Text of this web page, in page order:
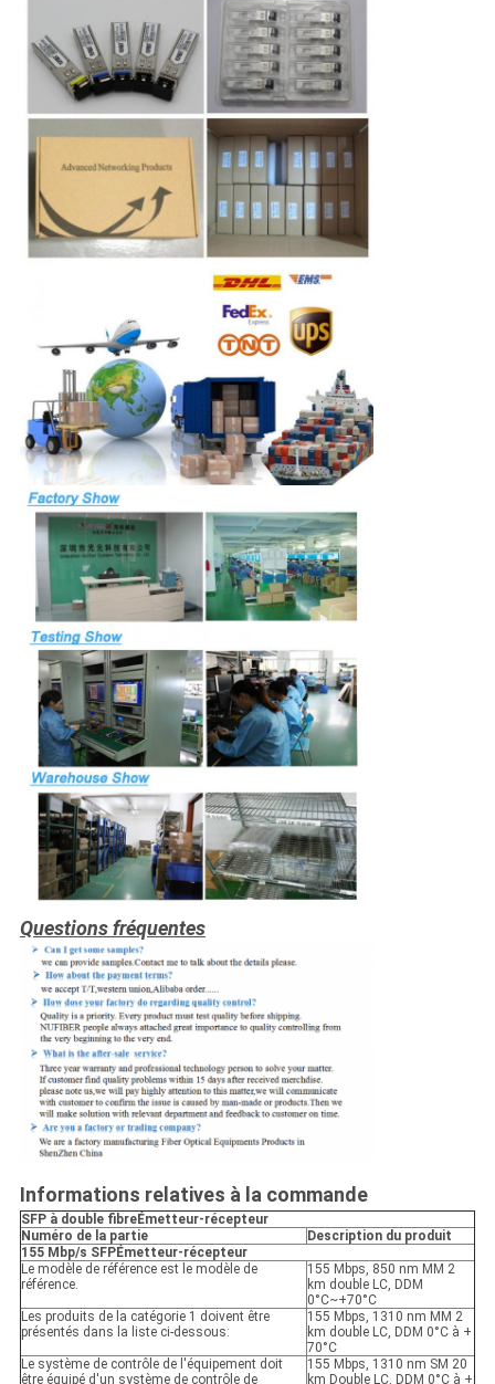
Questions fréquentes
Informations relatives à la commande
SFP à double fibreÉmetteur-récepteur
Numéro de la partie
Description du produit
155 Mbp/s SFPÉmetteur-récepteur
Le modèle de référence est le modèle de
référence.
155 Mbps, 850 nm MM 2
km double LC, DDM
0°C~+70°C
Les produits de la catégorie 1 doivent être
présentés dans la liste ci-dessous:
155 Mbps, 1310 nm MM 2
km double LC, DDM 0°C à +
70°C
Le système de contrôle de l'équipement doit
être équipé d'un système de contrôle de
155 Mbps, 1310 nm SM 20
km Double LC, DDM 0°C à +